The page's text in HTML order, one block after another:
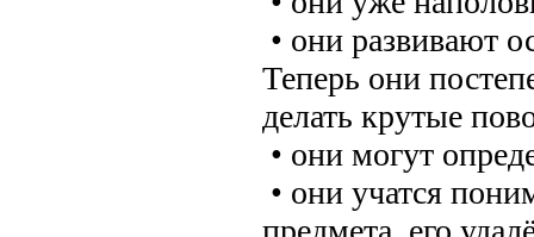
• они развивают
Теперь они
делать крутые
• они могут
• они учатся